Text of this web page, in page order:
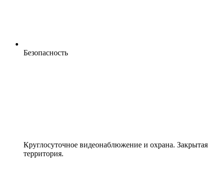
Безопасность
Круглосуточное видеонаблюжение и охрана. Закрытая
территория.